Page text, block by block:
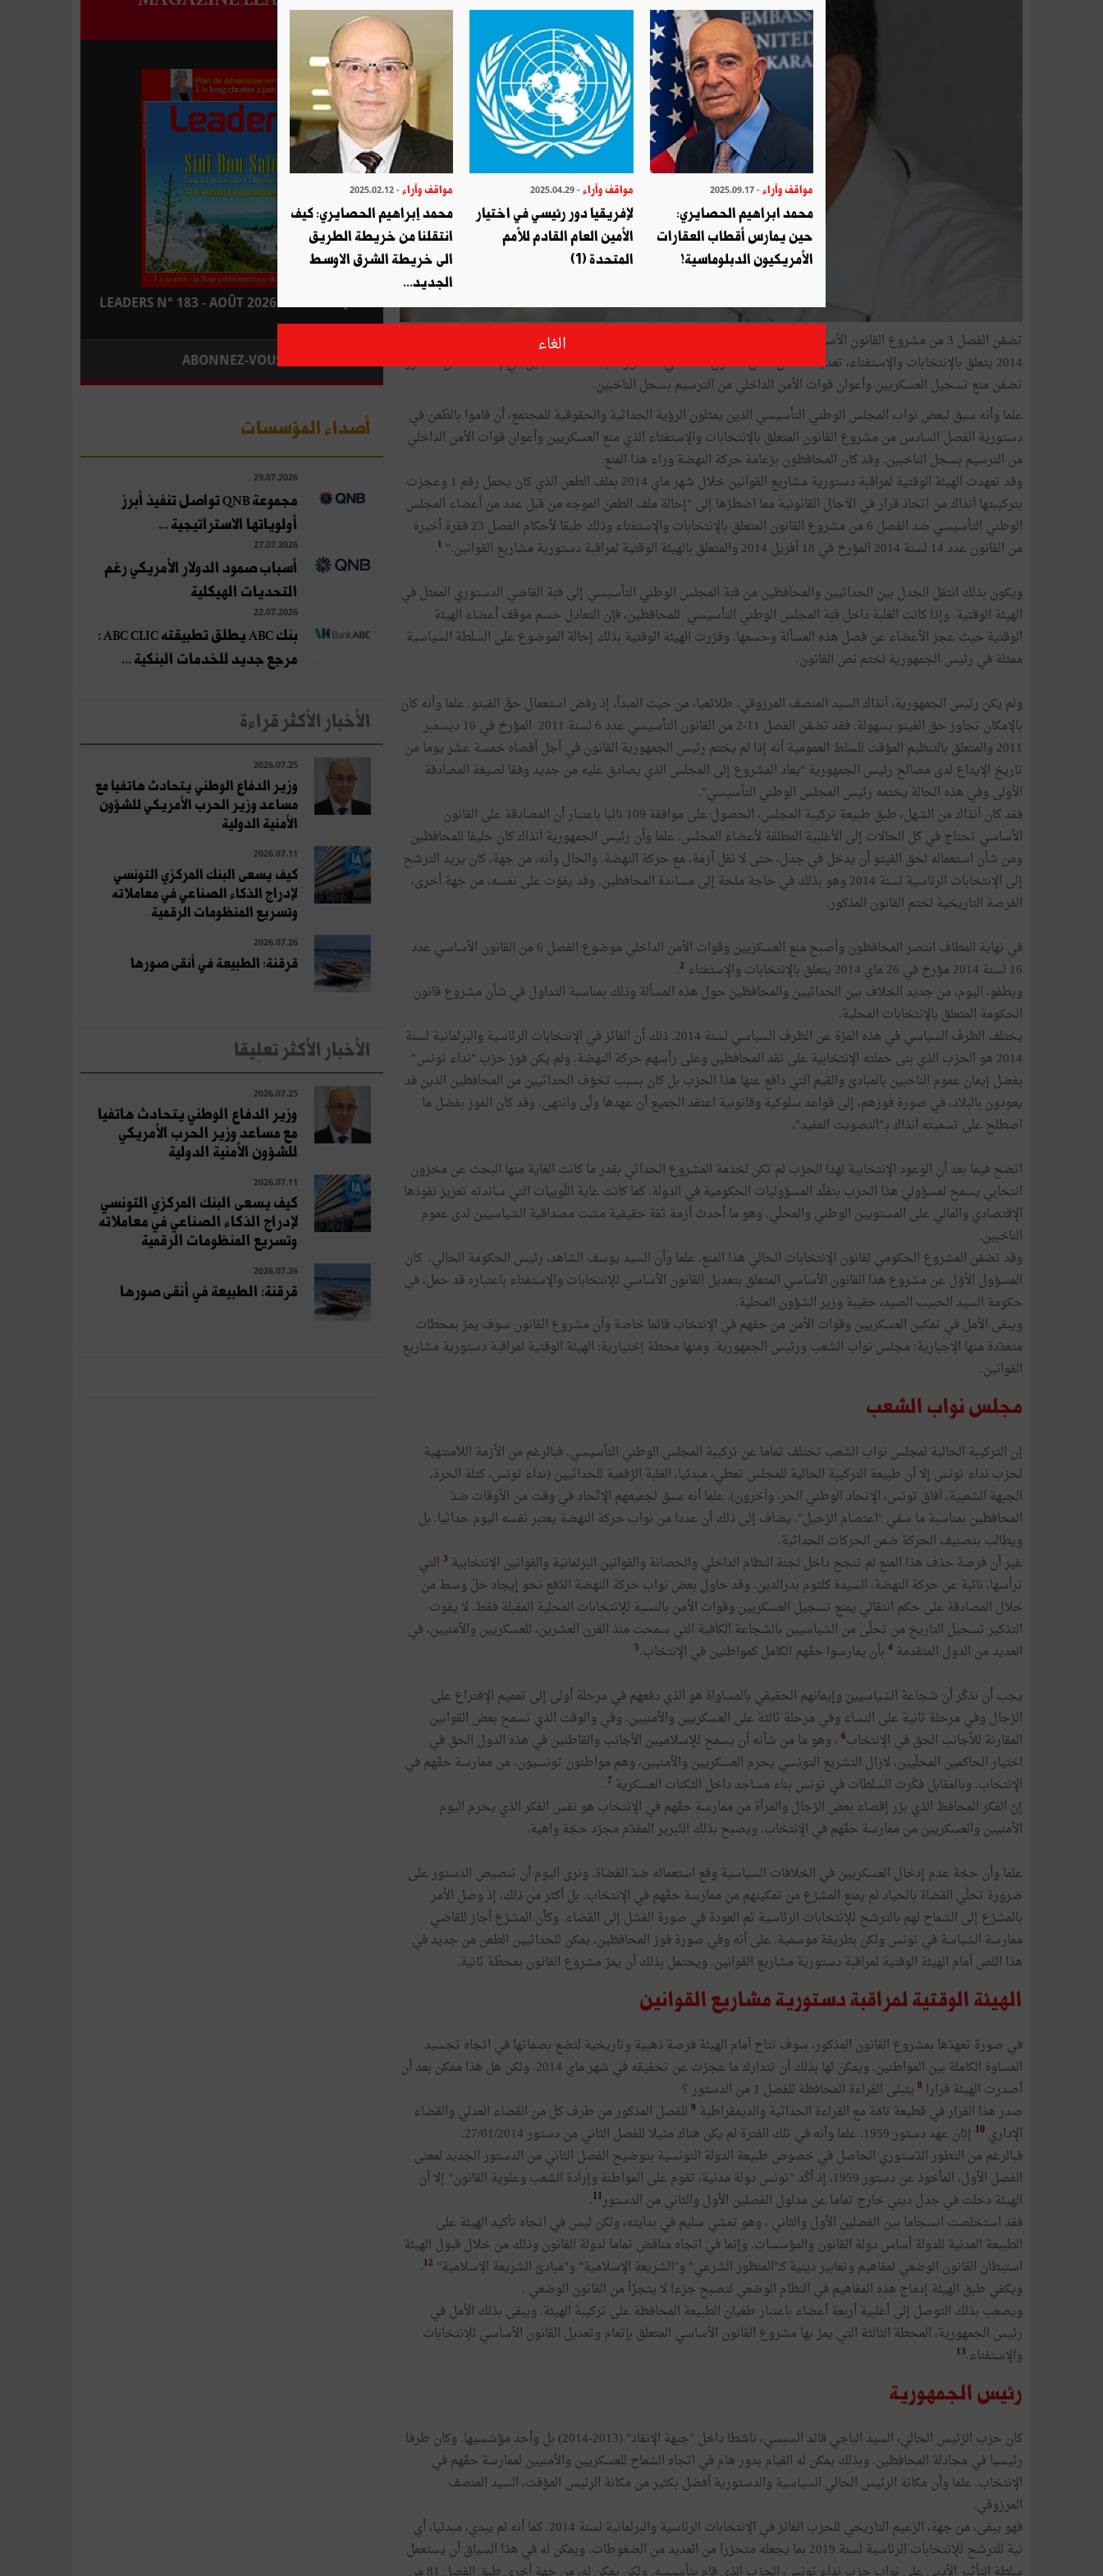
2014 يتعلق بالإنتخابات والإستفتاء، تعديلا للفصل 6 من القانون الأساسي المذكور. تجسّد هذا التعديل في إضافة فصل 6 مكرر
تضمّن منع تسجيل العسكريين وأعوان قوات الأمن الداخلي من الترسيم بسجل الناخبين.
علما وأنه سبق لبعض نواب المجلس الوطني التأسيسي الذين يمثلون الرؤية الحداثية والحقوقية للمجتمع، أن قاموا بالطّعن في
دستورية الفصل السادس من مشروع القانون المتعلق بالإنتخابات والإستفتاء الذي منع العسكريين وأعوان قوات الأمن الداخلي
من الترسيم بسجل الناخبين. وقد كان المحافظون بزعامة حركة النهضة وراء هذا المنع.
وقد تعهدت الهيئة الوقتية لمراقبة دستورية مشاريع القوانين خلال شهر ماي 2014 بملف الطعن الذي كان يحمل رقم 1 وعجزت
بتركيبتها آنذاك من اتخاذ قرار في الآجال القانونية مما اضطرّها إلى "إحالة ملف الطعن الموجه من قبل عدد من أعضاء المجلس
الوطني التأسيسي ضد الفصل 6 من مشروع القانون المتعلق بالإنتخابات والإستفتاء وذلك طبقا لأحكام الفصل 23 فقرة أخيرة
من القانون عدد 14 لسنة 2014 المؤرخ في 18 أفريل 2014 والمتعلق بالهيئة الوقتية لمراقبة دستورية مشاريع القوانين."
1
.
ويكون بذلك انتقل الجدل بين الحداثيين والمحافظين من قبّة المجلس الوطني التأسيسي إلى قبّة القاضي الدستوري الممثل في
الهيئة الوقتية. وإذا كانت الغلبة داخل قبّة المجلس الوطني التأسيسي للمحافظين، فإن التعادل حسم موقف أعضاء الهيئة
الوقتية حيث عجز الأعضاء عن فصل هذه المسألة وحسمها. وقرّرت الهيئة الوقتية بذلك إحالة الموضوع على السلطة السياسية
ممثلة في رئيس الجمهورية لختم نص القانون.
ولم يكن رئيس الجمهورية، آنذاك السيد المنصف المرزوقي، طلائعيا، من حيث المبدأ، إذ رفض استعمال حقّ الفيتو. علما وأنه كان
بالإمكان تجاوز حق الفيتو بسهولة. فقد تضمّن الفصل 11-2 من القانون التأسيسي عدد 6 لسنة 2011 المؤرخ في 16 ديسمبر
2011 والمتعلق بالتنظيم المؤقت للسلط العمومية أنه إذا لم يختم رئيس الجمهورية القانون في أجل أقصاه خمسة عشر يوما من
تاريخ الإيداع لدى مصالح رئيس الجمهورية "يعاد المشروع إلى المجلس الذي يصادق عليه من جديد وفقا لصيغة المصادقة
الأولى وفي هذه الحالة يختمه رئيس المجلس الوطني التأسيسي".
فقد كان آنذاك من السّهل، طبق طبيعة تركيبة المجلس، الحصول على موافقة 109 نائبا باعتبار أن المصادقة على القانون
الأساسي تحتاج في كل الحالات إلى الأغلبية المطلقة لأعضاء المجلس. علما وأن رئيس الجمهورية آنذاك كان حليفا للمحافظين
ومن شأن استعماله لحق الفيتو أن يدخل في جدل، حتى لا نقل أزمة، مع حركة النهضة. والحال وأنه، من جهة، كان يريد الترشح
إلى الإنتخابات الرئاسية لسنة 2014 وهو بذلك في حاجة ملحة إلى مساندة المحافظين. وقد يفوّت على نفسه، من جهة أخرى،
الفرصة التاريخية لختم القانون المذكور.
في نهاية المطاف انتصر المحافظون وأصبح منع العسكريين وقوات الأمن الداخلي موضوع الفصل 6 من القانون الأساسي عدد
16 لسنة 2014 مؤرخ في 26 ماي 2014 يتعلق بالإنتخابات والإستفتاء
2
.
ويطفو، اليوم، من جديد الخلاف بين الحداثيين والمحافظين حول هذه المسألة وذلك بمناسبة التداول في شأن مشروع قانون
الحكومة المتعلق بالإنتخابات المحلية.
يختلف الظرف السياسي في هذه المرّة عن الظرف السياسي لسنة 2014. ذلك أن الفائز في الإنتخابات الرئاسية والبرلمانية لسنة
2014 هو الحزب الذي بنى حملته الإنتخابية على نقد المحافظين وعلى رأسهم حركة النهضة. ولم يكن فوز حزب "نداء تونس"
بفضل إيمان عموم الناخبين بالمبادئ والقيم التي دافع عنها هذا الحزب بل كان بسبب تخوّف الحداثيين من المحافظين الذين قد
يعودون بالبلاد، في صورة فوزهم، إلى قواعد سلوكية وقانونية اعتقد الجميع أن عهدها ولّى وانتهى. وقد كان الفوز بفضل ما
اصطلح على تسميته آنذاك بـ"التصويت المفيد".
اتضح فيما بعد أن الوعود الإنتخابية لهذا الحزب لم تكن لخدمة المشروع الحداثي بقدر ما كانت الغاية منها البحث عن مخزون
انتخابي يسمح لمسؤولي هذا الحزب بتقلّد المسؤوليات الحكومية في الدولة. كما كانت غاية اللّوبيات التي ساندته تعزيز نفوذها
الإقتصادي والمالي على المستويين الوطني والمحلّي. وهو ما أحدث أزمة ثقة حقيقية مسّت مصداقية السّياسيين لدى عموم
الناخبين.
وقد تضمّن المشروع الحكومي لقانون الإنتخابات الحالي هذا المنع. علما وأن السيد يوسف الشاهد، رئيس الحكومة الحالي، كان
المسؤول الأوّل عن مشروع هذا القانون الأساسي المتعلق بتعديل القانون الأساسي للإنتخابات والإستفتاء باعتباره قد حمل، في
حكومة السيد الحبيب الصيد، حقيبة وزير الشؤون المحلية.
ويبقى الأمل في تمكين العسكريين وقوات الأمن من حقهم في الإنتخاب قائما خاصة وأن مشروع القانون سوف يمرّ بمحطات
متعدّدة منها الإجبارية: مجلس نواب الشعب ورئيس الجمهورية. ومنها محطة إختيارية: الهيئة الوقتية لمراقبة دستورية مشاريع
القوانين.
مجلس نواب الشعب
إن التركيبة الحالية لمجلس نواب الشعب تختلف تماما عن تركيبة المجلس الوطني التأسيسي. فبالرغم من الأزمة اللاّمنتهية
لحزب نداء تونس إلا أن طبيعة التركيبة الحالية للمجلس تعطي، مبدئيا، الغلبة الرّقمية للحداثيين (نداء تونس، كتلة الحرة،
الجبهة الشعبية، آفاق تونس، الإتحاد الوطني الحر، وآخرون). علما أنه سبق لجميعهم الإتّحاد في وقت من الأوقات ضدّ
المحافظين بمناسبة ما سمّي "اعتصام الرّحيل". يضاف إلى ذلك أن عددا من نواب حركة النهضة يعتبر نفسه اليوم حداثيا. بل
ويطالب بتصنيف الحركة ضمن الحركات الحداثية.
غير أن فرصة حذف هذا المنع لم تنجح داخل لجنة النظام الداخلي والحصانة والقوانين البرلمانية والقوانين الإنتخابية 3 التي
ترأسها، نائبة عن حركة النهضة، السيدة كلثوم بدرالدين. وقد حاول بعض نواب حركة النهضة الدّفع نحو إيجاد حلّ وسط من
خلال المصادقة على حكم انتقالي يمنع تسجيل العسكريين وقوات الأمن بالنسبة للإنتخابات المحلية المقبلة فقط. لا يفوت
التذكير تسجيل التاريخ من تحلّى من السّياسيين بالشجاعة الكافية التي سمحت منذ القرن العشرين، للعسكريين والأمنيين، في
العديد من الدول المتقدمة 4 بأن يمارسوا حقّهم الكامل كمواطنين في الإنتخاب.5
يجب أن نذكّر أن شجاعة السّياسيين وإيمانهم الحقيقي بالمساواة هو الذي دفعهم في مرحلة أولى إلى تعميم الإقتراع على
الرّجال وفي مرحلة ثانية على النساء وفي مرحلة ثالثة على العسكريين والأمنيين. وفي والوقت الذي تسمح بعض القوانين
المقارنة للأجانب الحق في الإنتخاب6 ، وهو ما من شأنه أن يسمح للإسلاميين الأجانب والقاطنين في هذه الدول الحق في
اختيار الحاكمين المحلّيين، لازال التشريع التونسي يحرم العسكريين والأمنيين، وهم مواطنون تونسيون، من ممارسة حقّهم في
الإنتخاب. وبالمقابل فكّرت السلطات في تونس بناء مساجد داخل الثكنات العسكرية 7
.
إنّ الفكر المحافظ الذي برّر إقصاء بعض الرّجال والمرأة من ممارسة حقّهم في الإنتخاب هو نفس الفكر الذي يحرم اليوم
الأمنيين والعسكريين من ممارسة حقّهم في الإنتخاب. ويصبح بذلك التّبرير المقدّم مجرّد حجّة واهية.
علما وأن حجّة عدم إدخال العسكريين في الخلافات السياسية وقع استعماله ضدّ القضاة. ونرى اليوم أن تنصيص الدستور على
ضرورة تحلّي القضاة بالحياد لم يمنع المشرّع من تمكينهم من ممارسة حقّهم في الإنتخاب. بل أكثر من ذلك، إذ وصل الأمر
بالمشرّع إلى السّماح لهم بالترشح للإنتخابات الرئاسية ثم العودة في صورة الفشل إلى القضاء. وكأن المشرّع أجاز للقاضي
ممارسة السّياسة في تونس ولكن بطريقة موسمية. على أنه وفي صورة فوز المحافظين، يمكن للحداثيين الطعن من جديد في
هذا النّص أمام الهيئة الوقتية لمراقبة دستورية مشاريع القوانين. ويحتمل بذلك أن يمرّ مشروع القانون بمحطّة ثانية.
الهيئة الوقتية لمراقبة دستورية مشاريع القوانين
في صورة تعهدّها بمشروع القانون المذكور، سوف تتاح أمام الهيئة فرصة ذهبية وتاريخية لتضع بصماتها في اتجاه تجسيد
المساوة الكاملة بين المواطنين. ويمكن لها بذلك أن تتدارك ما عجزت عن تحقيقه في شهر ماي 2014. ولكن هل هذا ممكن بعد أن
أصدرت الهيئة قرارا 8 يتبنّى القراءة المحافظة للفصل 1 من الدستور ؟
صدر هذا القرار في قطيعة تامّة مع القراءة الحداثية والديمقراطية 9 للفصل المذكور من طرف كل من القضاء العدلي والقضاء
الإداري 10 إبّان عهد دستور 1959. علما وأنه في تلك الفترة لم يكن هناك مثيلا للفصل الثاني من دستور 27/01/2014.
فبالرغم من التطور الدّستوري الحاصل في خصوص طبيعة الدولة التونسية بتوضيح الفصل الثاني من الدستور الجديد لمعنى
الفصل الأول، المأخوذ عن دستور 1959، إذ أكّد "تونس دولة مدنية، تقوم على المواطنة وإرادة الشعب وعلوية القانون" إلا أن
الهيئة دخلت في جدل ديني خارج تماما عن مدلول الفصلين الأول والثاني من الدستور11
.
فقد استخلصت انسجاما بين الفصلين الأول والثاني ، وهو تمشي سليم في بدايته، ولكن ليس في اتجاه تأكيد الهيئة على
الطبيعة المدنية للدولة أساس دولة القانون والمؤسسات. وإنما في اتجاه مناقض تماما لدولة القانون وذلك من خلال قبول الهيئة
استبطان القانون الوضعي لمفاهيم وتعابير دينية كـ"المنظور الشرعي" و"الشريعة الإسلامية" و"مبادئ الشريعة الإسلامية" 12
.
ويكفي طبق الهيئة إدماج هذه المفاهيم في النظام الوضعي لتصبح جزءا لا يتجزّأ من القانون الوضعي .
ويصعب بذلك التوصل إلى أغلبية أربعة أعضاء باعتبار طغيان الطبيعة المحافظة على تركيبة الهيئة. ويبقى بذلك الأمل في
رئيس الجمهورية، المحطة الثالثة التي يمرّ بها مشروع القانون الأساسي المتعلق بإتمام وتعديل القانون الأساسي للإنتخابات
والإستفتاء.13
رئيس الجمهورية
كان حزب الرّئيس الحالي، السيد الباجي قائد السبسي، ناشطا داخل "جبهة الإنقاذ" (2013-2014) بل وأحد مؤسّسيها. وكان طرفا
رئيسيا في مجادلة المحافظين. وبذلك يمكن له القيام بدور هام في اتجاه السّماح للعسكريين والأمنيين لممارسة حقّهم في
الإنتخاب. علما وأن مكانة الرئيس الحالي السياسية والدستورية أفضل بكثير من مكانة الرئيس المؤقت، السيد المنصف
المرزوقي.
فهو يبقى، من جهة، الزعيم التاريخي للحزب الفائز في الإنتخابات الرئاسية والبرلمانية لسنة 2014. كما أنه لم يبدي، مبدئيا، أي
نية للترشح للإنتخابات الرئاسية لسنة 2019 بما يجعله متحرّرا من العديد من الضغوطات. ويمكن له في هذا السياق أن يستعمل
LEADERS N° 183 - AOÛT 2026 : EN KIOSQUE
ABONNEZ-VOUS
أصداء المؤسسات
29.07.2026
مجموعة QNB تواصل تنفيذ أبرز
أولوياتها الاستراتيجية ...
27.07.2026
أسباب صمود الدولار الأمريكي رغم
التحديات الهيكلية
22.07.2026
بنك ABC يطلق تطبيقته ABC CLIC :
مرجع جديد للخدمات البنكية ...
الأخبار الأكثر قراءة
2026.07.25
وزير الدفاع الوطني يتحادث هاتفيا مع
مساعد وزير الحرب الأمريكي للشؤون
الأمنية الدولية
2026.07.11
كيف يسعى البنك المركزي التونسي
لإدراج الذكاء الصناعي في معاملاته
وتسريع المنظومات الرقمية
2026.07.26
قرقنة: الطبيعة في أنقى صورها
الأخبار الأكثر تعلِيقا
2026.07.25
وزير الدفاع الوطني يتحادث هاتفيا
مع مساعد وزير الحرب الأمريكي
للشؤون الأمنية الدولية
2026.07.11
كيف يسعى البنك المركزي التونسي
لإدراج الذكاء الصناعي في معاملاته
وتسريع المنظومات الرقمية
2026.07.26
قرقنة: الطبيعة في أنقى صورها
مواقف وآراء - 2025.09.17
محمد ابراهيم الحصايري:
حين يمارس أقطاب العقارات
الأمريكيون الدبلوماسية!
مواقف وآراء - 2025.04.29
لإفريقيا دور رئيسي في اختيار
الأمين العام القادم للأمم
المتحدة (1)
مواقف وآراء- 2025.02.12
محمد إبراهيم الحصايري: كيف
انتقلنا من خريطة الطريق
الى خريطة الشرق الاوسط
الجديد...
الغاء